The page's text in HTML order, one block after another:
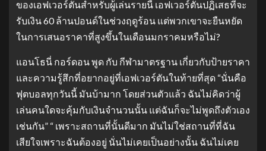
ของเอฟเวอร์ตันสำหรับผู้เล่นรายนี้ เอฟเวอร์ตันปฏิเสธที่จะ
รับเงิน 60 ล้านปอนด์ในช่วงฤดูร้อน แต่พวกเขาจะยืนหยัด
ในการเสนอราคาที่สูงขึ้นในเดือนมกราคมหรือไม่?
แอนโธนี่ กอร์ดอน พูด กับ กีฬามาตรฐาน เกี่ยวกับป้ายราคา
และความรู้สึกที่อยากอยู่ที่เอฟเวอร์ตันในท้ายที่สุด “นั่นคือ
ฟุตบอลทุกวันนี้ มันบ้ามาก โดยส่วนตัวแล้ว ฉันไม่คิดว่าผู้
เล่นคนใดจะคุ้มกับเงินจำนวนนั้น แต่ฉันก็จะไม่พูดถึงตัวเอง
เช่นกัน” “ เพราะสถานที่นั้นดีมาก มันไม่ใช่สถานที่ที่ฉัน
เสียใจเพราะฉันต้องอยู่ นั่นไม่เคยเป็นอย่างนั้น ฉันไม่เคย